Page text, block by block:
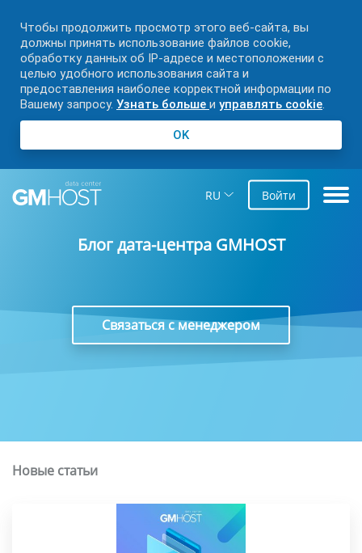
Чтобы продолжить просмотр этого веб-сайта, вы
должны принять использование файлов cookie,
обработку данных об IP-адресе и местоположении с
целью удобного использования сайта и
предоставления наиболее корректной информации по
Вашему запросу. Узнать больше и управлять cookie.
OK
RU Войти
Блог дата-центра GMHOST
Связаться с менеджером
Новые статьи